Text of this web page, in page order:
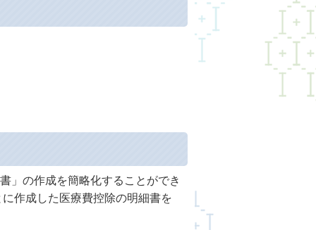
」の作成を簡略化することができ
作成した医療費控除の明細書を